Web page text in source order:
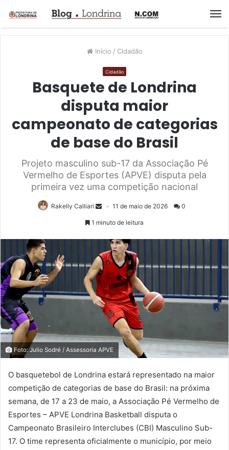
Início / Cidadão
Cidadão
Basquete de Londrina
disputa maior
campeonato de categorias
de base do Brasil
Projeto masculino sub-17 da Associação Pé
Vermelho de Esportes (APVE) disputa pela
primeira vez uma competição nacional
Rakelly Calliari 11 de maio de 2026 0
1 minuto de leitura
Foto: Julio Sodré / Assessoria APVE
O basquetebol de Londrina estará representado na maior
competição de categorias de base do Brasil: na próxima
semana, de 17 a 23 de maio, a Associação Pé Vermelho de
Esportes – APVE Londrina Basketball disputa o
Campeonato Brasileiro Interclubes (CBI) Masculino Sub-
17. O time representa oficialmente o município, por meio